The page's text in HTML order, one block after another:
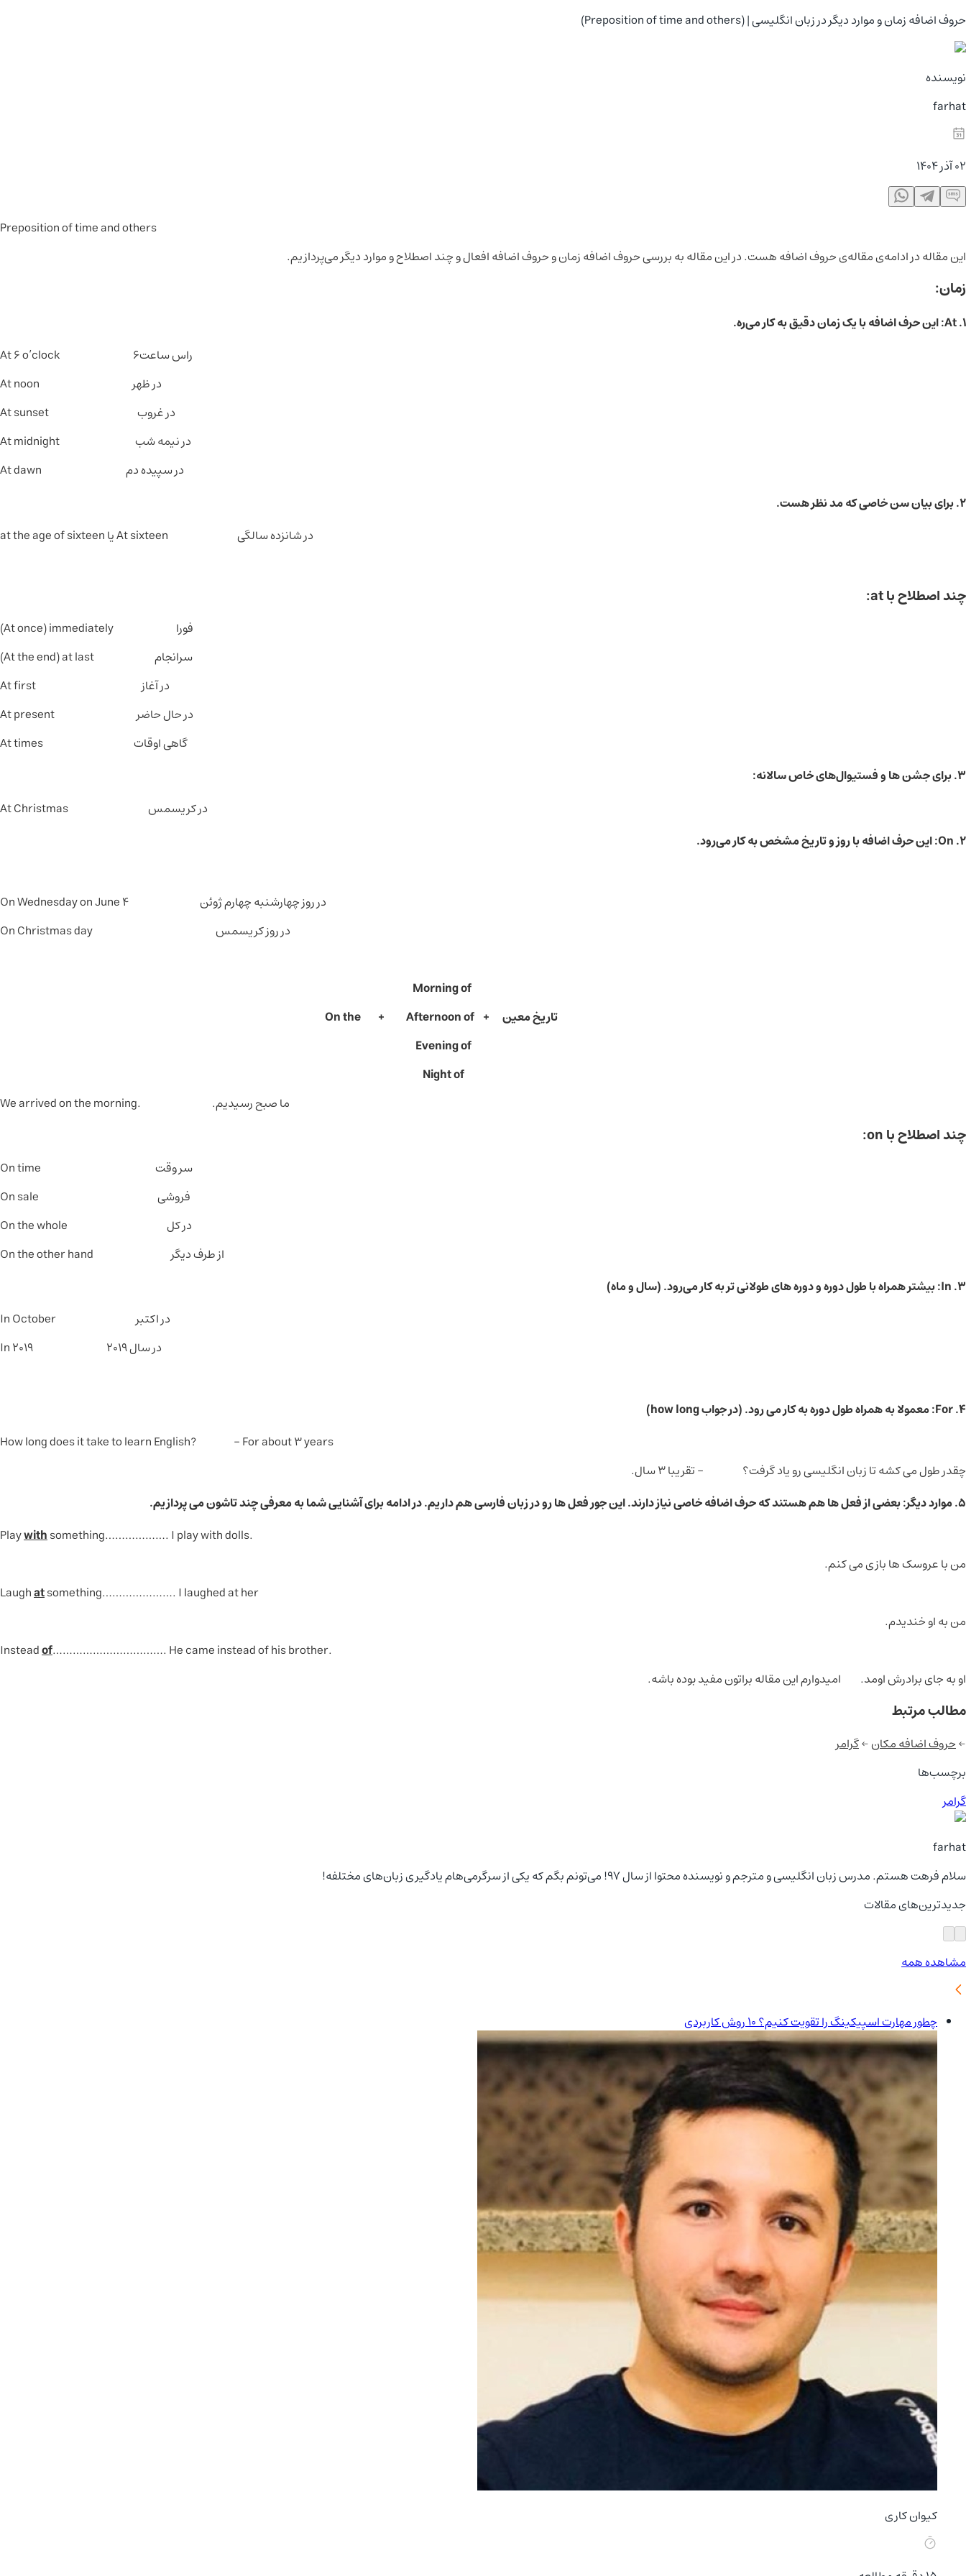
حروف اضافه زمان و موارد دیگر در زبان انگلیسی | (Preposition of time and others)
نویسنده
farhat
02 آذر 1404
Preposition of time and others
این مقاله در ادامه‌ی مقاله‌ی حروف اضافه هست. در این مقاله به بررسی حروف اضافه زمان و حروف اضافه افعال و چند اصطلاح و موارد دیگر می‌پردازیم.
زمان:
1.
At: این حرف اضافه با یک زمان دقیق به کار می‌ره.
راس ساعت6 At 6 o’clock
در ظهر At noon
در غروب At sunset
در نیمه شب At midnight
در سپیده دم At dawn
2. برای بیان سن خاصی که مد نظر هست.
در شانزده سالگی At sixteen یا at the age of sixteen
چند اصطلاح با at:
فورا At once) immediately)
سر‌انجام At the end) at last)
در آغاز At first
در حال حاضر At present
گاهی اوقات At times
3. برای جشن ها و فستیوال‌های خاص سالانه:
در کریسمس At Christmas
2. On: این حرف اضافه با روز و تاریخ مشخص به کار می‌رود.
در روز چهارشنبه چهارم ژوئن On Wednesday on June 4
در روز کریسمس On Christmas day
تاریخ معین + On the + Afternoon of
Evening of
Night of
ما صبح رسیدیم. .We arrived on the morning
چند اصطلاح با on:
سر وقت On time
فروشی On sale
در کل On the whole
از طرف دیگر On the other hand
3.
In: بیشتر همراه با طول دوره و دوره های طولانی تر به کار می‌رود. (سال و ماه)
در اکتبر In October
در سال 2019 In 2019
4. For: معمولا به همراه طول دوره به کار می رود. (در جواب how long)
How long does it take to learn English? - For about 3 years
چقدر طول می کشه تا زبان انگلیسی رو یاد گرفت؟ - تقریبا 3 سال.
5. موارد دیگر: بعضی از فعل ها هم هستند که حرف اضافه خاصی نیاز دارند. این جور فعل ها رو در زبان فارسی هم داریم. در ادامه برای آشنایی شما به معرفی چند تاشون می پردازیم.
.Play
withsomething………………. I play with dolls
من با عروسک ها بازی می کنم.
atsomething…………………. I laughed at her
من به او خندیدم.
.Instead
of……………………………. He came instead of his brother
او به جای برادرش اومد.
امیدوارم این مقاله براتون مفید بوده باشه.
مطالب مرتبط
←حروف اضافه مکان←گرامر
برچسب‌ها
گرامر
farhat
سلام فرهت هستم. مدرس زبان انگلیسی و مترجم و نویسنده محتوا از سال 97! می‌تونم بگم که یکی از سرگرمی‌هام یادگیری زبان‌های مختلفه!
جدیدترین‌های مقالات
مشاهده همه
چطور مهارت اسپیکینگ را تقویت کنیم؟ 10 روش کاربردی
کیوان کاری